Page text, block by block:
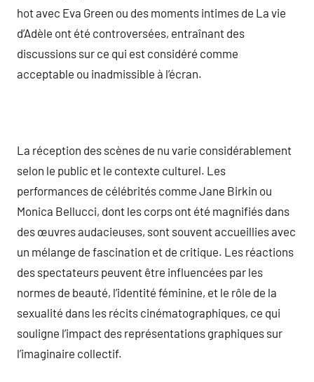
hot avec Eva Green ou des moments intimes de La vie
d’Adèle ont été controversées, entraînant des
discussions sur ce qui est considéré comme
acceptable ou inadmissible à l’écran.
La réception des scènes de nu varie considérablement
selon le public et le contexte culturel. Les
performances de célébrités comme Jane Birkin ou
Monica Bellucci, dont les corps ont été magnifiés dans
des œuvres audacieuses, sont souvent accueillies avec
un mélange de fascination et de critique. Les réactions
des spectateurs peuvent être influencées par les
normes de beauté, l’identité féminine, et le rôle de la
sexualité dans les récits cinématographiques, ce qui
souligne l’impact des représentations graphiques sur
l’imaginaire collectif.